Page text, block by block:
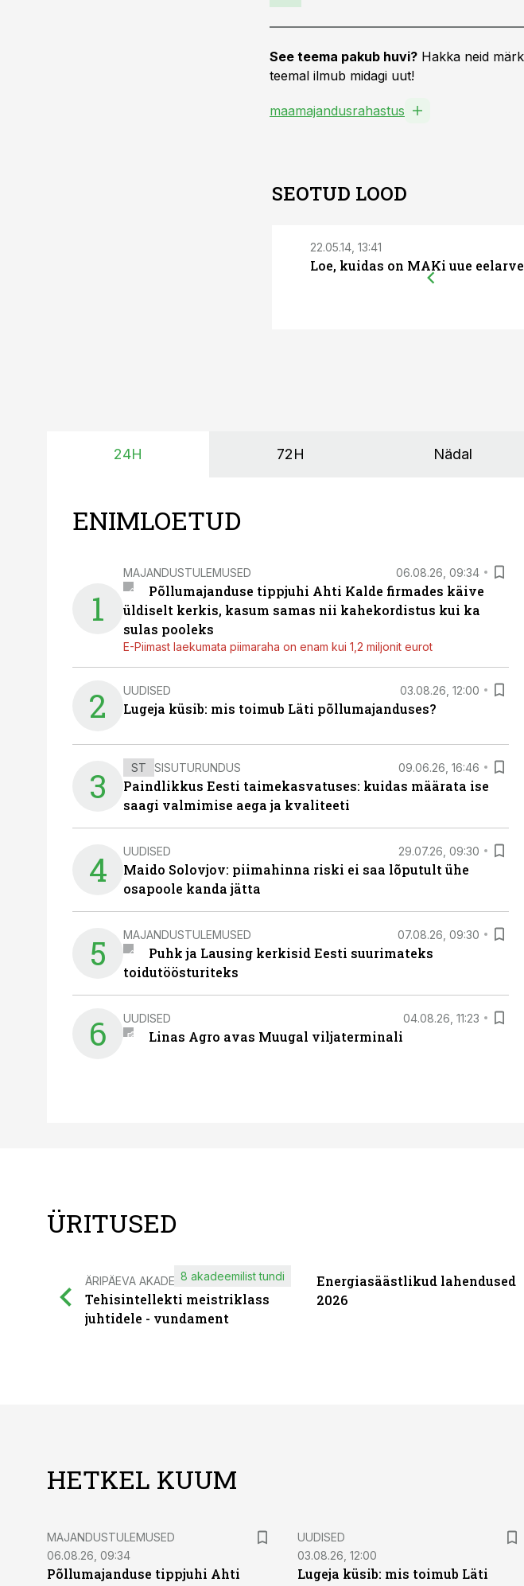
See teema pakub huvi? Hakka neid
teemal ilmub midagi uut!
maamajandusrahastus
SEOTUD LOOD
22.05.14, 13:41
Loe, kuidas on MAKi uue
24H 72H Nädal
ENIMLOETUD
1
MAJANDUSTULEMUSED 06.08.26, 09:34
Põllumajanduse tippjuhi Ahti Kalde firmades käive
üldiselt kerkis, kasum samas nii kahekordistus kui ka
sulas pooleks
E-Piimast laekumata piimaraha on enam kui 1,2 miljonit eurot
2 UUDISED 03.08.26, 12:00
Lugeja küsib: mis toimub Läti põllumajanduses?
3 ST SISUTURUNDUS 09.06.26, 16:46
Paindlikkus Eesti taimekasvatuses: kuidas määrata ise
saagi valmimise aega ja kvaliteeti
4 UUDISED 29.07.26, 09:30
Maido Solovjov: piimahinna riski ei saa lõputult ühe
osapoole kanda jätta
5 MAJANDUSTULEMUSED 07.08.26, 09:30
Puhk ja Lausing kerkisid Eesti suurimateks
toidutöösturiteks
6 UUDISED 04.08.26, 11:23
Linas Agro avas Muugal viljaterminali
ÜRITUSED
ÄRIPÄEVA AKADEEMIA
Tehisintellekti meistriklass
juhtidele - vundament
8 akadeemilist tundi
Energiasäästlikud lahendused
2026
HETKEL KUUM
MAJANDUSTULEMUSED
06.08.26, 09:34
Põllumajanduse tippjuhi Ahti
UUDISED
03.08.26, 12:00
Lugeja küsib: mis toimub Läti